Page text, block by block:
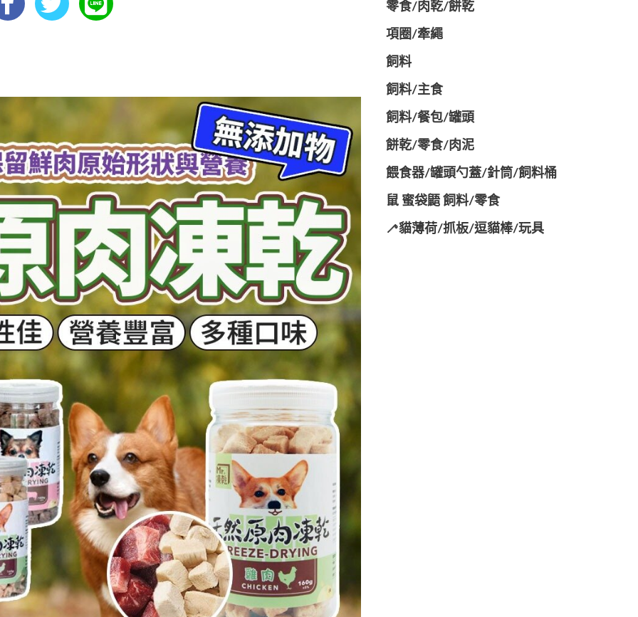
零食/肉乾/餅乾
項圈/牽繩
飼料
飼料/主食
飼料/餐包/罐頭
餅乾/零食/肉泥
餵食器/罐頭勺蓋/針筒/飼料桶
鼠 蜜袋鼯 飼料/零食
🦯貓薄荷/抓板/逗貓棒/玩具